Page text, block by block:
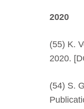
2020
(55) K.
2020.
(54) S.